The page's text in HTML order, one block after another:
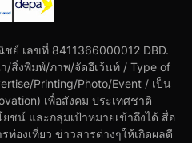
ย์ เลขที่ 8411366000012 DBD.
/สิ่งพิมพ์/ภาพ/จัดอีเว้นท์ / Type of
Printing/Photo/Event / เป็น
เพื่อสังคม ประเทศชาติ
ชน์ และกลุ่มเป้าหมายเข้าถึงได้ สื่อ
ท่องเที่ยว ข่าวสารต่างๆให้เกิดผลดี